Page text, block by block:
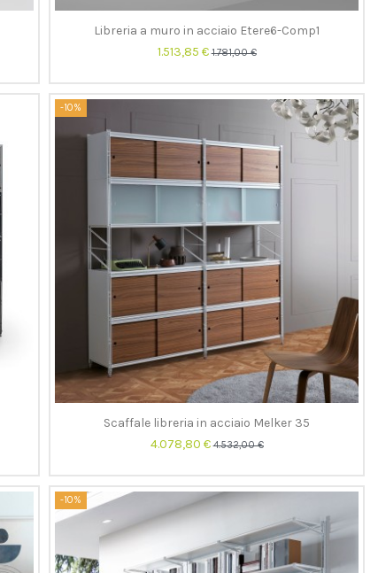
Libreria a muro in acciaio Etere6-Comp1
1.513,85 €1.781,00 €
-10%
Scaffale libreria in acciaio Melker 35
4.078,80 €4.532,00 €
-10%